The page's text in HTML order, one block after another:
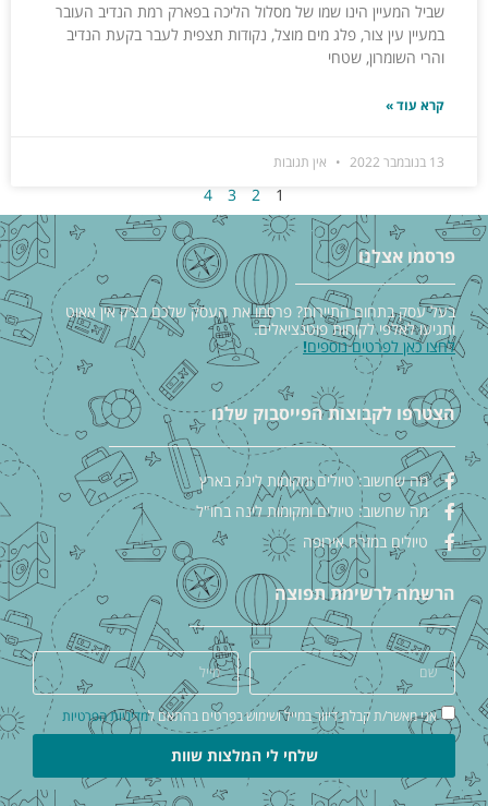
שביל המעיין הינו שמו של מסלול הליכה בפארק רמת הנדיב העובר
במעיין עין צור, פלג מים מוצל, נקודות תצפית לעבר בקעת הנדיב
והרי השומרון, שטחי
קרא עוד »
13 בנובמבר 2022 אין תגובות
1
2
3
4
פרסמו אצלנו
בעל עסק בתחום התיירות? פרסמו את העסק שלכם בצ׳ק אין אאוט
ותגיעו לאלפי לקוחות פוטנציאלים.
לחצו כאן לפרטים נוספים!
הצטרפו לקבוצות הפייסבוק שלנו
מה שחשוב: טיולים ומקומות לינה בארץ
מה שחשוב: טיולים ומקומות לינה בחו"ל
טיולים במזרח אירופה
הרשמה לרשימת תפוצה
אני מאשר/ת קבלת דיוור במייל ושימוש בפרטים בהתאם למדיניות הפרטיות
שלחי לי המלצות שוות